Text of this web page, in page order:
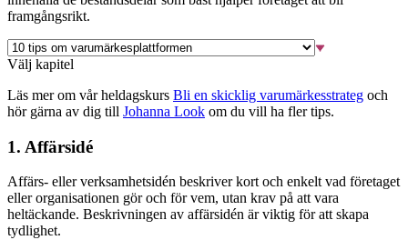
framgångsrikt.
Välj kapitel
Läs mer om vår heldagskurs Bli en skicklig varumärkesstrateg och
hör gärna av dig till Johanna Look om du vill ha fler tips.
1. Affärsidé
Affärs- eller verksamhetsidén beskriver kort och enkelt vad företaget
eller organisationen gör och för vem, utan krav på att vara
heltäckande. Beskrivningen av affärsidén är viktig för att skapa
tydlighet.